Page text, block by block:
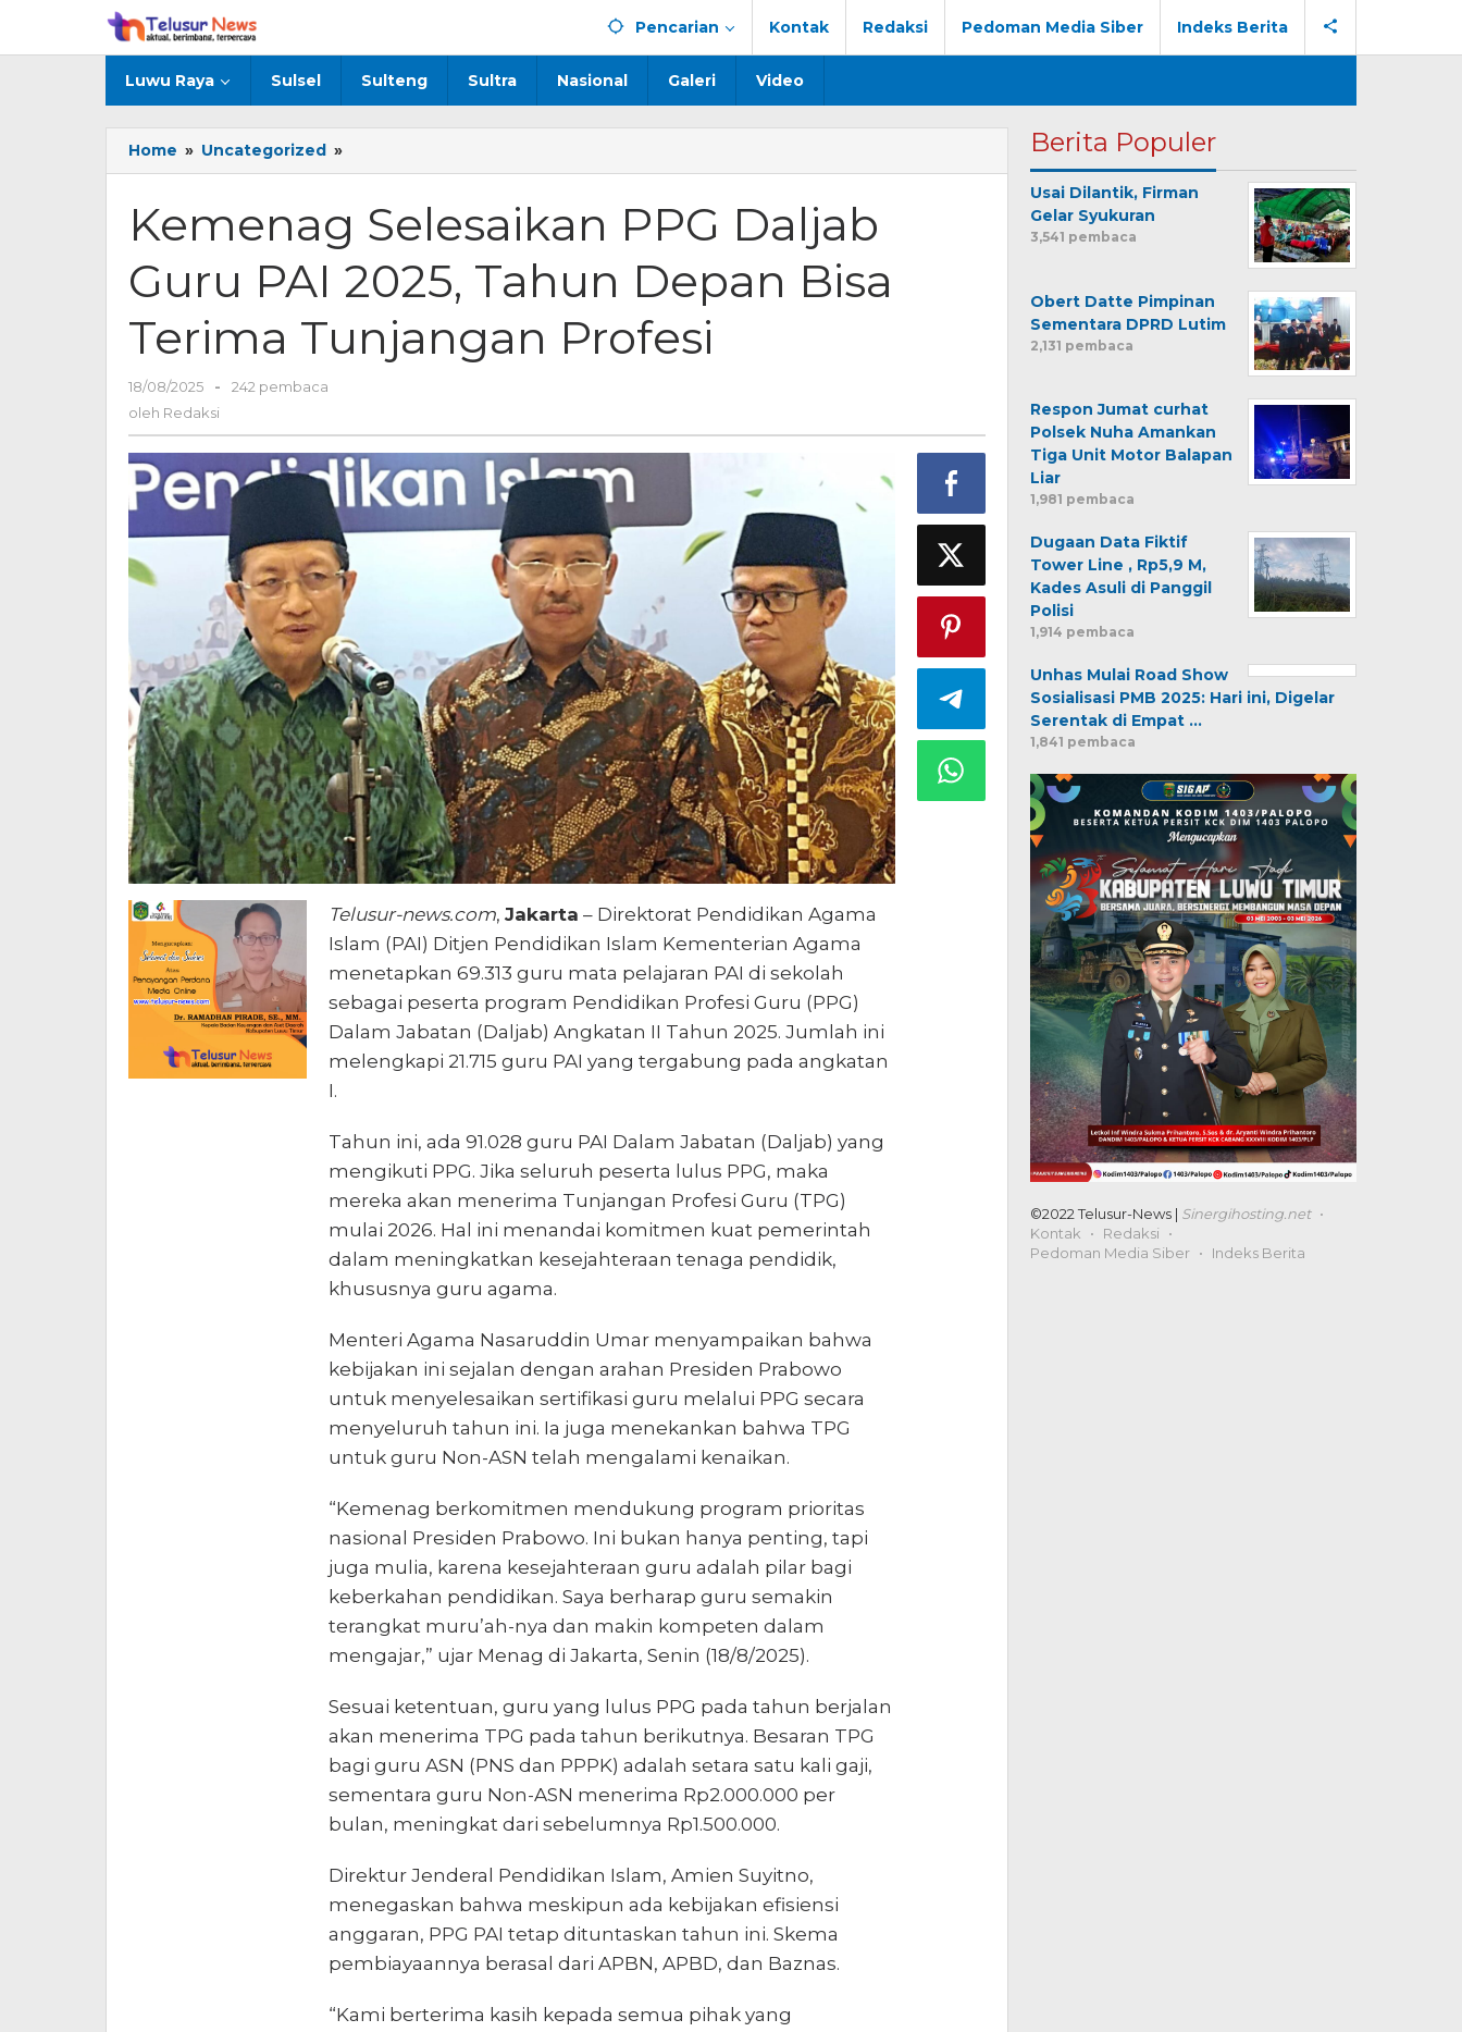
konten
Pencarian Kontak Redaksi Pedoman Media Siber Indeks Berita
Luwu Raya Sulsel Sulteng Sultra Nasional Galeri Video
Home » Uncategorized »
Selesaikan
Daljab
Guru
PAI
2025,
Depan
Bisa
Kemenag Selesaikan PPG Daljab
Guru PAI 2025, Tahun Depan Bisa
Terima Tunjangan Profesi
18/08/2025
oleh
Redaksi
-
242 pembaca
oleh Redaksi
Telusur-news.com, Jakarta – Direktorat Pendidikan Agama
Islam (PAI) Ditjen Pendidikan Islam Kementerian Agama
menetapkan 69.313 guru mata pelajaran PAI di sekolah
sebagai peserta program Pendidikan Profesi Guru (PPG)
Dalam Jabatan (Daljab) Angkatan II Tahun 2025. Jumlah ini
melengkapi 21.715 guru PAI yang tergabung pada angkatan
I.
Tahun ini, ada 91.028 guru PAI Dalam Jabatan (Daljab) yang
mengikuti PPG. Jika seluruh peserta lulus PPG, maka
mereka akan menerima Tunjangan Profesi Guru (TPG)
mulai 2026. Hal ini menandai komitmen kuat pemerintah
dalam meningkatkan kesejahteraan tenaga pendidik,
khususnya guru agama.
Menteri Agama Nasaruddin Umar menyampaikan bahwa
kebijakan ini sejalan dengan arahan Presiden Prabowo
untuk menyelesaikan sertifikasi guru melalui PPG secara
menyeluruh tahun ini. Ia juga menekankan bahwa TPG
untuk guru Non-ASN telah mengalami kenaikan.
“Kemenag berkomitmen mendukung program prioritas
nasional Presiden Prabowo. Ini bukan hanya penting, tapi
juga mulia, karena kesejahteraan guru adalah pilar bagi
keberkahan pendidikan. Saya berharap guru semakin
terangkat muru’ah-nya dan makin kompeten dalam
mengajar,” ujar Menag di Jakarta, Senin (18/8/2025).
Sesuai ketentuan, guru yang lulus PPG pada tahun berjalan
akan menerima TPG pada tahun berikutnya. Besaran TPG
bagi guru ASN (PNS dan PPPK) adalah setara satu kali gaji,
sementara guru Non-ASN menerima Rp2.000.000 per
bulan, meningkat dari sebelumnya Rp1.500.000.
Direktur Jenderal Pendidikan Islam, Amien Suyitno,
menegaskan bahwa meskipun ada kebijakan efisiensi
anggaran, PPG PAI tetap dituntaskan tahun ini. Skema
pembiayaannya berasal dari APBN, APBD, dan Baznas.
“Kami berterima kasih kepada semua pihak yang
Berita Populer
Usai Dilantik, Firman
Gelar Syukuran
3,541 pembaca
Obert Datte Pimpinan
Sementara DPRD Lutim
2,131 pembaca
Respon Jumat curhat
Polsek Nuha Amankan
Tiga Unit Motor Balapan
Liar
1,981 pembaca
Dugaan Data Fiktif
Tower Line , Rp5,9 M,
Kades Asuli di Panggil
Polisi
1,914 pembaca
Unhas Mulai Road Show
Sosialisasi PMB 2025: Hari ini, Digelar
Serentak di Empat …
1,841 pembaca
©2022 Telusur-News | Sinergihosting.net
Kontak
Redaksi
Pedoman Media Siber
Indeks Berita